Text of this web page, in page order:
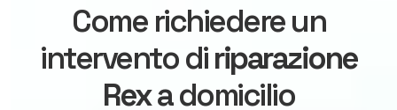
Come richiedere un
intervento diriparazione
Rexa domicilio